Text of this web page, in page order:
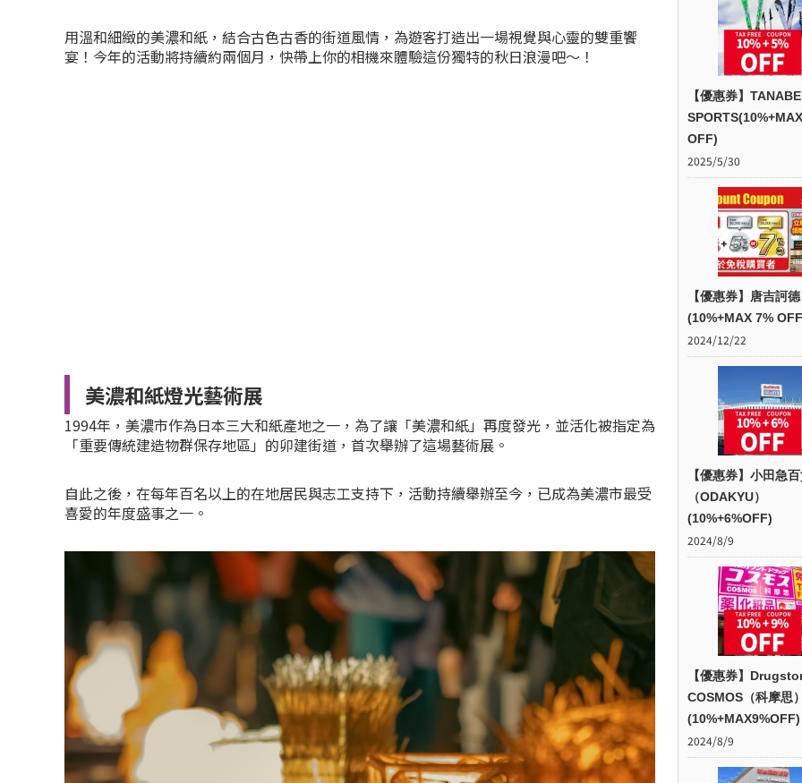
用溫和細緻的美濃和紙，結合古色古香的街道風情，為遊客打造出一場視覺與心靈的雙重饗
宴！今年的活動將持續約兩個月，快帶上你的相機來體驗這份獨特的秋日浪漫吧～！
美濃和紙燈光藝術展
1994年，美濃市作為日本三大和紙產地之一，為了讓「美濃和紙」再度發光，並活化被指定為
「重要傳統建造物群保存地區」的卯建街道，首次舉辦了這場藝術展。
自此之後，在每年百名以上的在地居民與志工支持下，活動持續舉辦至今，已成為美濃市最受
喜愛的年度盛事之一。
【優惠券】TANABE
OFF)
2025/5/30
【優惠券】唐吉訶德
(10%+MAX 7%
2024/12/22
【優惠券】小田急
（ODAKYU）
(10%+6%OFF)
2024/8/9
【優惠券】
COSMOS（科摩思
(10%+MAX9%OFF)
2024/8/9